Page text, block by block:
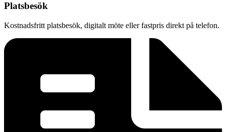
Platsbesök
Kostnadsfritt platsbesök, digitalt möte eller fastpris direkt på telefon.